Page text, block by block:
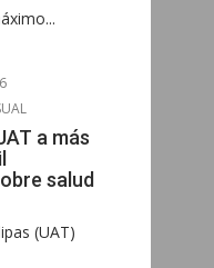
a más
salud
(UAT)